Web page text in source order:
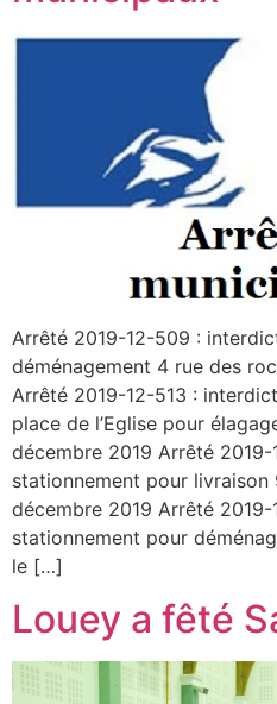
Arrêté 2019-12-509 :
déménagement 4 rue des
Arrêté 2019-12-513 :
place de l’Eglise pour
décembre 2019 Arrêté
stationnement pour livraison
décembre 2019 Arrêté
stationnement pour
le […]
Louey a fêté